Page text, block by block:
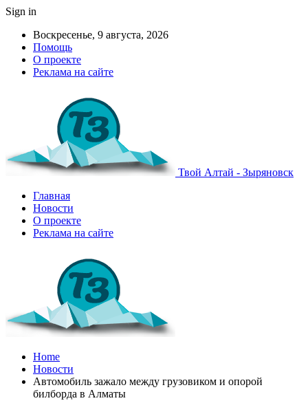
Sign in
Воскресенье, 9 августа, 2026
Помощь
О проекте
Реклама на сайте
Твой Алтай - Зыряновск
Главная
Новости
О проекте
Реклама на сайте
Home
Новости
Автомобиль зажало между грузовиком и опорой
билборда в Алматы